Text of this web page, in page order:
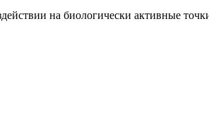
на биологически активные